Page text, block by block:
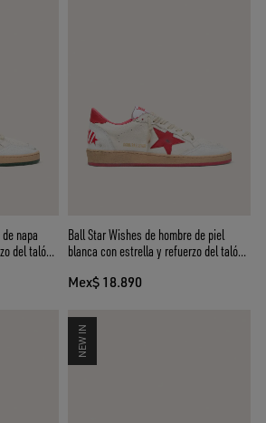
napa
del talón
Ball Star Wishes de hombre de piel
blanca con estrella y refuerzo del talón
Mex$ 18.890
NEW IN